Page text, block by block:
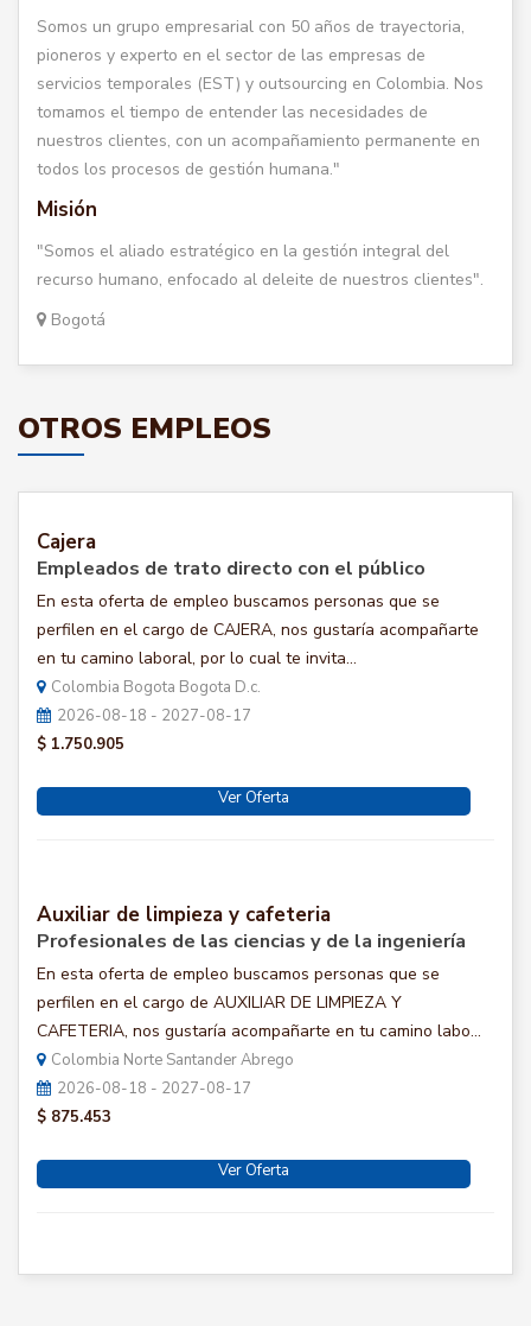
Somos un grupo empresarial con 50 años de trayectoria,
pioneros y experto en el sector de las empresas de
servicios temporales (EST) y outsourcing en Colombia. Nos
tomamos el tiempo de entender las necesidades de
nuestros clientes, con un acompañamiento permanente en
todos los procesos de gestión humana."
Misión
"Somos el aliado estratégico en la gestión integral del
recurso humano, enfocado al deleite de nuestros clientes".
Bogotá
OTROS EMPLEOS
Cajera
Empleados de trato directo con el público
En esta oferta de empleo buscamos personas que se
perfilen en el cargo de CAJERA, nos gustaría acompañarte
en tu camino laboral, por lo cual te invita...
Colombia Bogota Bogota D.c.
2026-08-18 - 2027-08-17
$ 1.750.905
Ver Oferta
Auxiliar de limpieza y cafeteria
Profesionales de las ciencias y de la ingeniería
En esta oferta de empleo buscamos personas que se
perfilen en el cargo de AUXILIAR DE LIMPIEZA Y
CAFETERIA, nos gustaría acompañarte en tu camino labo...
Colombia Norte Santander Abrego
2026-08-18 - 2027-08-17
$ 875.453
Ver Oferta